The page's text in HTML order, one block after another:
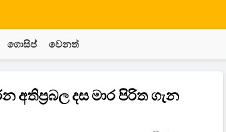
ගොසිප් වෙනත්
දස මාර පිරිත ගැන